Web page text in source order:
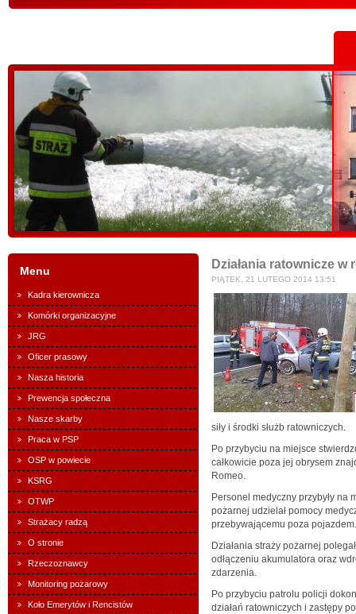
Menu
Kadra kierownicza
Komórki organizacyjne
JRG
Oficer prasowy
Nasza historia
Prewencja społeczna
Nasze skarby
Praca w PSP
OSP w powiecie
KSRG
OTWP
Strażacy radzą
O stronie
Rzeczoznawcy
Monitoring pożarowy
Koło Emerytów i Rencistów
Działania ratownicze
PIĄTEK, 21 LUTEGO 2014 13:51
siły i środki służb ratowniczych.
Po przybyciu na miejsce
całkowicie poza jej obrysem
Romeo.
Personel medyczny przybyły na
pożarnej udzielał pomocy
przebywającemu poza pojazdem.
Działania straży pożarnej
odłączeniu akumulatora oraz
zdarzenia.
Po przybyciu patrolu policji
działań ratowniczych i zastępy